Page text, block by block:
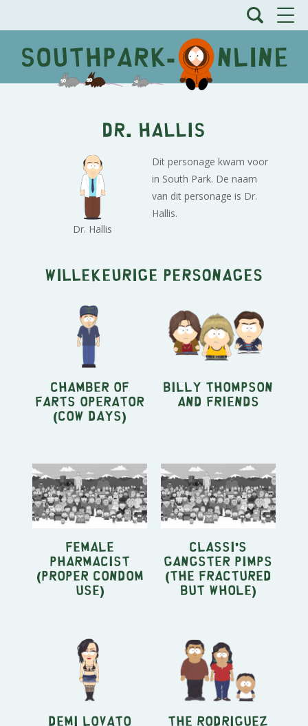
Dr. Hallis
Dr. Hallis
Dit personage kwam voor
in South Park. De naam
van dit personage is Dr.
Hallis.
Willekeurige personages
Chamber Of
Farts Operator
(Cow Days)
Billy Thompson
and Friends
Female
Pharmacist
(Proper Condom
Use)
Classi's
gangster pimps
(The Fractured
but Whole)
Demi Lovato The Rodriguez